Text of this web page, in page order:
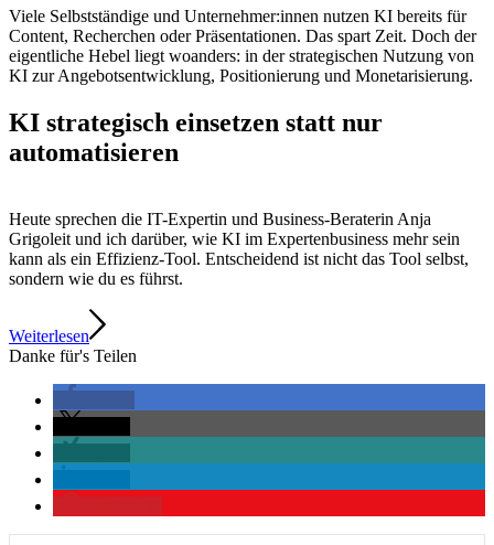
Viele Selbstständige und Unternehmer:innen nutzen KI bereits für
Content, Recherchen oder Präsentationen. Das spart Zeit. Doch der
eigentliche Hebel liegt woanders: in der strategischen Nutzung von
KI zur Angebotsentwicklung, Positionierung und Monetarisierung.
KI strategisch einsetzen statt nur
automatisieren
Heute sprechen die IT-Expertin und Business-Beraterin Anja
Grigoleit und ich darüber, wie KI im Expertenbusiness mehr sein
kann als ein Effizienz-Tool. Entscheidend ist nicht das Tool selbst,
sondern wie du es führst.
Weiterlesen
Danke für's Teilen